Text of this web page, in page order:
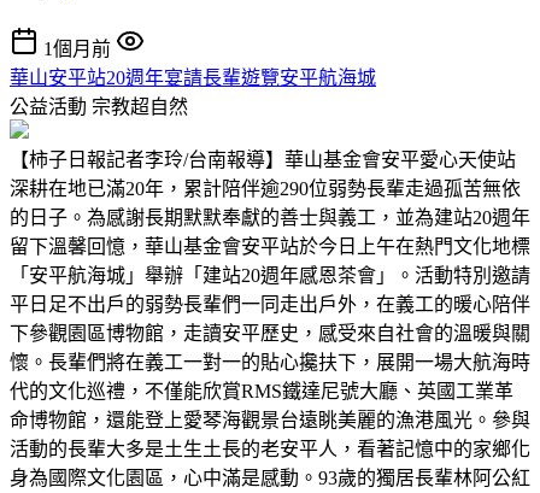
1個月前
華山安平站20週年宴請長輩遊覽安平航海城
公益活動 宗教超自然
【柿子日報記者李玲/台南報導】華山基金會安平愛心天使站
深耕在地已滿20年，累計陪伴逾290位弱勢長輩走過孤苦無依
的日子。為感謝長期默默奉獻的善士與義工，並為建站20週年
留下溫馨回憶，華山基金會安平站於今日上午在熱門文化地標
「安平航海城」舉辦「建站20週年感恩茶會」。活動特別邀請
平日足不出戶的弱勢長輩們一同走出戶外，在義工的暖心陪伴
下參觀園區博物館，走讀安平歷史，感受來自社會的溫暖與關
懷。長輩們將在義工一對一的貼心攙扶下，展開一場大航海時
代的文化巡禮，不僅能欣賞RMS鐵達尼號大廳、英國工業革
命博物館，還能登上愛琴海觀景台遠眺美麗的漁港風光。參與
活動的長輩大多是土生土長的老安平人，看著記憶中的家鄉化
身為國際文化園區，心中滿是感動。93歲的獨居長輩林阿公紅